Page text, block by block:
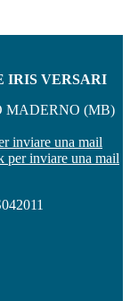
IRIS VERSARI
MADERNO (MB)
inviare una mail
per inviare una mail